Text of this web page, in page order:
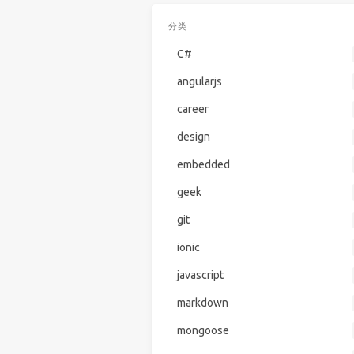
分类
C#
angularjs
career
design
embedded
geek
git
ionic
javascript
markdown
mongoose